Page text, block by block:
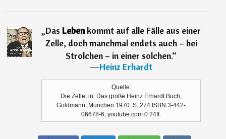
„Das Lebenkommt auf alle Fälle aus einer
Zelle, doch manchmal endets auch – bei
Strolchen – in einer solchen.“
―Heinz Erhardt
Quelle:
Die Zelle, in: Das große Heinz Erhardt Buch,
Goldmann, München 1970. S. 274 ISBN 3-442-
06678-6; youtube.com 0:24ff.